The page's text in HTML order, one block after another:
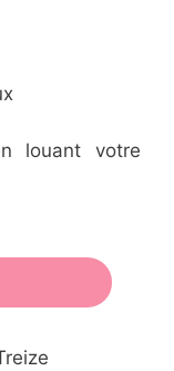
louant votre